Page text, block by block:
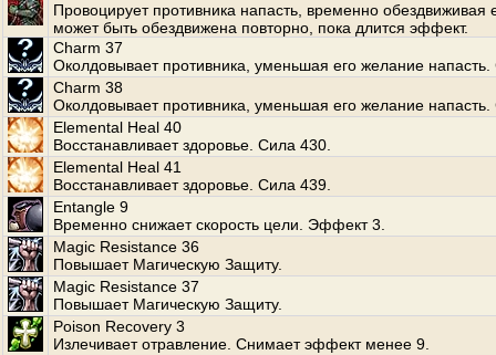
Провоцирует противника напасть, временно обездвиживая
может быть обездвижена повторно, пока длится эффект.
Charm 37
Околдовывает противника, уменьшая его желание
Charm 38
Околдовывает противника, уменьшая его желание
Elemental Heal 40
Восстанавливает здоровье. Сила 430.
Elemental Heal 41
Восстанавливает здоровье. Сила 439.
Entangle 9
Временно снижает скорость цели. Эффект 3.
Magic Resistance 36
Повышает Магическую Защиту.
Magic Resistance 37
Повышает Магическую Защиту.
Poison Recovery 3
Излечивает отравление. Снимает эффект менее 9.